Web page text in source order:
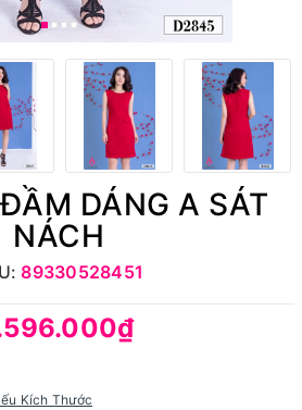
DÁNG A SÁT
NÁCH
89330528451
Kích Thước